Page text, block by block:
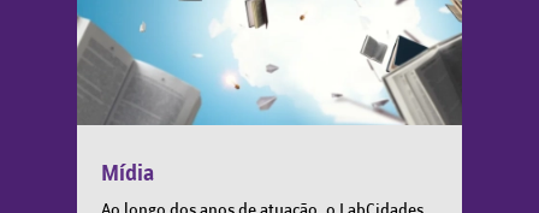
Mídia
Ao longo dos anos de atuação, o LabCidades